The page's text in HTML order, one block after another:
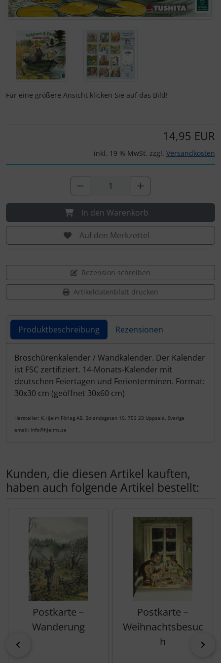
Für eine größere Ansicht klicken Sie auf das Bild!
14,95 EUR
inkl. 19 % MwSt. zzgl. Versandkosten
In den Warenkorb
Auf den Merkzettel
Rezension schreiben
Artikeldatenblatt drucken
Produktbeschreibung Rezensionen
Produktbeschreibung
Broschürenkalender / Wandkalender. Der Kalender
ist FSC zertifiziert. 14-Monats-Kalender mit
deutschen Feiertagen und Ferienterminen. Format:
30x30 cm (geöffnet 30x60 cm)
Hersteller: K.Hjelm Förlag AB, Bolandsgatan 10, 753 23 Uppsala, Sverige
email: info@hjelms.se
Kunden, die diesen Artikel kauften,
haben auch folgende Artikel bestellt:
Postkarte –
Wanderung
Postkarte –
Weihnachtsbesuc
h